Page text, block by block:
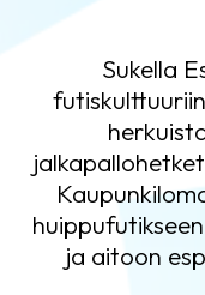
Sukella
ja aitoon